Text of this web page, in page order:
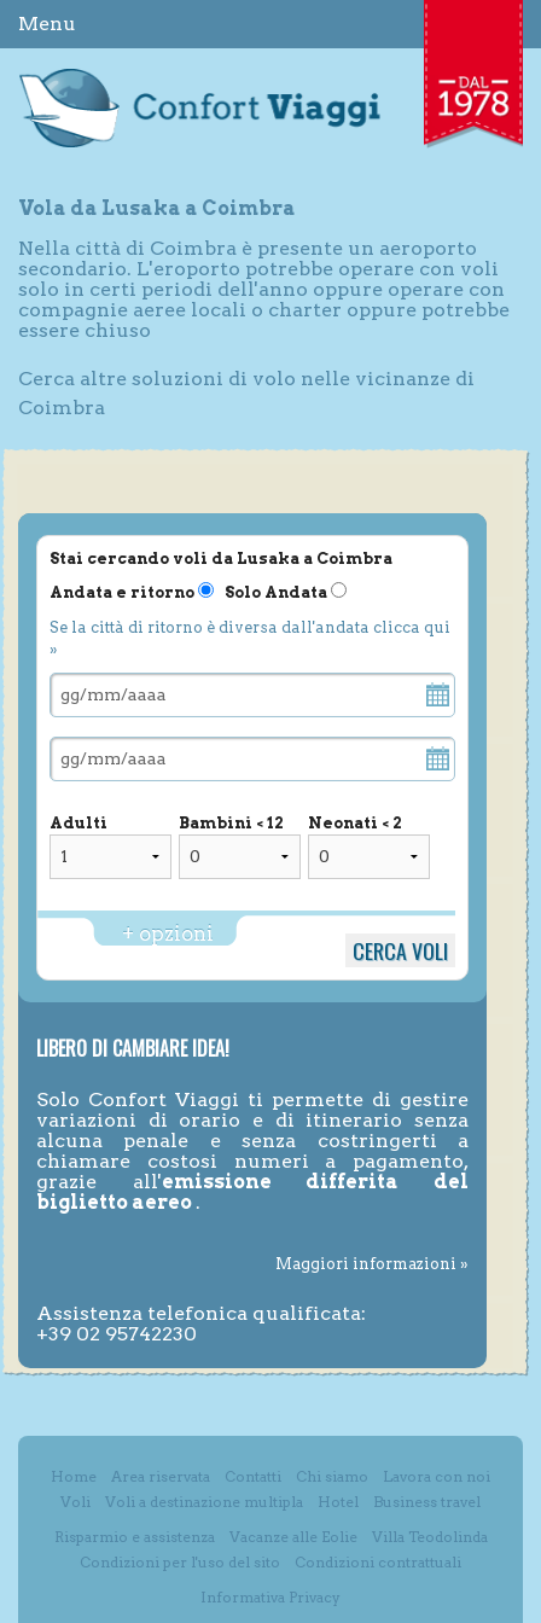
Menu
Vola da Lusaka a Coimbra
Nella città di Coimbra è presente un aeroporto
secondario. L'eroporto potrebbe operare con voli
solo in certi periodi dell'anno oppure operare con
compagnie aeree locali o charter oppure potrebbe
essere chiuso
Cerca altre soluzioni di volo nelle vicinanze di
Coimbra
Stai cercando voli da Lusaka a Coimbra
Andata e ritorno
Solo Andata
Se la città di ritorno è diversa dall'andata clicca qui
»
Adulti Bambini < 12 Neonati < 2
+ opzioni
LIBERO DI CAMBIARE IDEA!
Solo Confort Viaggi ti permette di gestire
variazioni di orario e di itinerario senza
alcuna penale e senza costringerti a
chiamare costosi numeri a pagamento,
grazie all'emissione differita del
biglietto aereo .
Maggiori informazioni »
Assistenza telefonica qualificata:
+39 02 95742230
Home Area riservata Contatti Chi siamo
Lavora con noi
Voli
Voli a destinazione multipla Hotel
Business travel
Risparmio e assistenza
Vacanze alle Eolie
Villa Teodolinda
Condizioni per l'uso del sito
Condizioni contrattuali
Informativa Privacy